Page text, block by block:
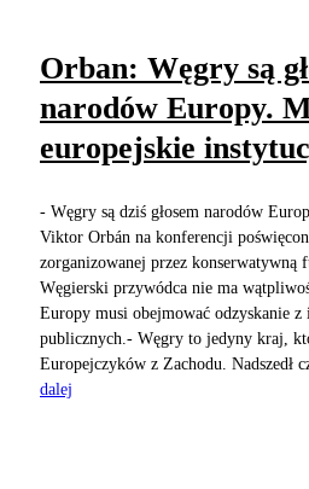
Orban: Węgry są
narodów Europy.
europejskie
- Węgry są dziś głosem narodów
Viktor Orbán na konferencji
zorganizowanej przez konserwatywną
Węgierski przywódca nie ma
Europy musi obejmować odzyskanie
publicznych.- Węgry to jedyny kraj,
Europejczyków z Zachodu. Nadszedł
dalej